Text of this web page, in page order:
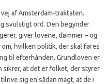
af Amsterdam-traktaten.
svulstigt ord. Den begynder
giver lovene, dømmer – og
hvilken politik, der skal føres
til efterhånden. Grundloven er
sikrer, at det er folket, der styrer
sig en sådan magt, at de i